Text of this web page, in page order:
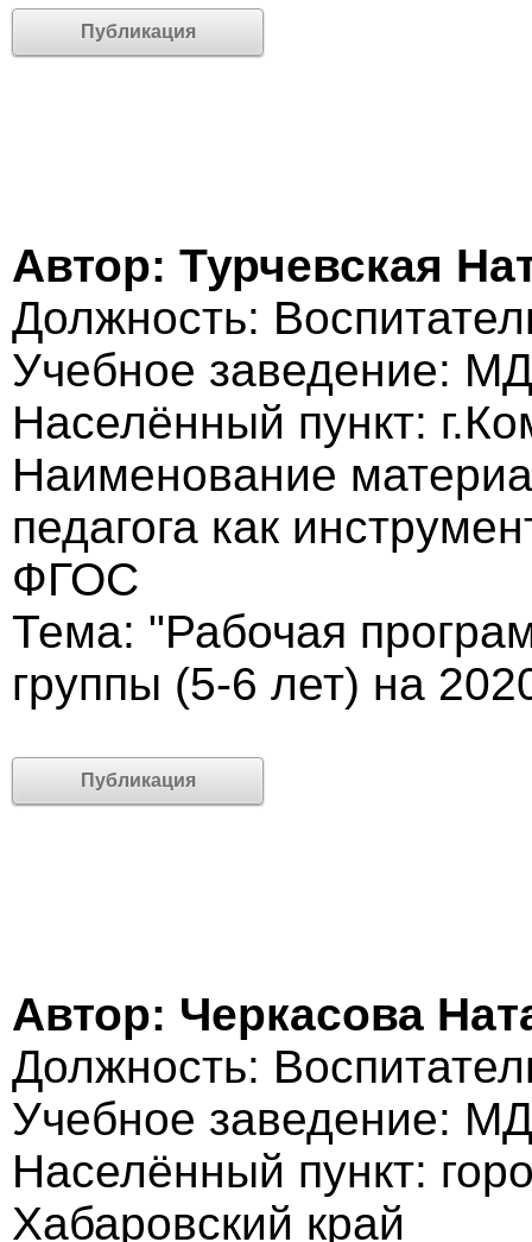
Публикация
Автор: Турчевская
Должность:
Учебное заведение:
Населённый пункт:
Наименование
педагога как
ФГОС
Тема: "Рабочая
группы (5-6 лет) на
Публикация
Автор: Черкасова
Должность:
Учебное заведение:
Населённый пункт:
Хабаровский край